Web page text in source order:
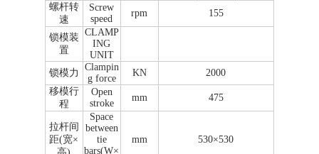
螺杆转
速
Screw
speed
rpm 155
锁模装
置
CLAMP
ING
UNIT
锁模力
Clampin
g force
KN
2000
移模行
程
Open
stroke
mm 475
拉杆间
距(宽×
Space
between
tie
bars(W×
mm 530×530